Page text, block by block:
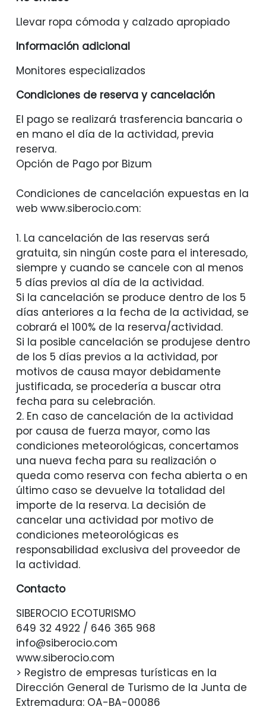
Llevar ropa cómoda y calzado apropiado
Información adicional
Monitores especializados
Condiciones de reserva y cancelación
El pago se realizará trasferencia bancaria o
en mano el día de la actividad, previa
reserva.
Opción de Pago por Bizum
Condiciones de cancelación expuestas en la
web www.siberocio.com:
1. La cancelación de las reservas será
gratuita, sin ningún coste para el interesado,
siempre y cuando se cancele con al menos
5 días previos al día de la actividad.
Si la cancelación se produce dentro de los 5
días anteriores a la fecha de la actividad, se
cobrará el 100% de la reserva/actividad.
Si la posible cancelación se produjese dentro
de los 5 días previos a la actividad, por
motivos de causa mayor debidamente
justificada, se procedería a buscar otra
fecha para su celebración.
2. En caso de cancelación de la actividad
por causa de fuerza mayor, como las
condiciones meteorológicas, concertamos
una nueva fecha para su realización o
queda como reserva con fecha abierta o en
último caso se devuelve la totalidad del
importe de la reserva. La decisión de
cancelar una actividad por motivo de
condiciones meteorológicas es
responsabilidad exclusiva del proveedor de
la actividad.
Contacto
SIBEROCIO ECOTURISMO
649 32 4922 / 646 365 968
info@siberocio.com
www.siberocio.com
> Registro de empresas turísticas en la
Dirección General de Turismo de la Junta de
Extremadura: OA-BA-00086